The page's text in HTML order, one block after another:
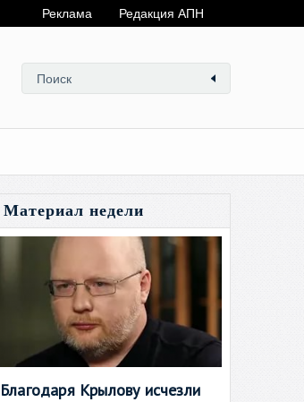
Реклама Редакция АПН
Материал недели
Благодаря Крылову исчезли